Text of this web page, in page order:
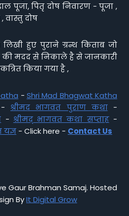
पूजा, पितृ दोष निवारण - पूजा ,
वास्तु दोष
हुए पुराने ग्रन्थ किताब जो
मदद से निकाले है से जानकारी
किया गया है ,
- Shri Mad Bhagwat Katha
श्रीमद भागवत पुराण कथा-
- श्रीमद् भागवत कथा सप्ताह-
यज्ञ - Click here - Contact Us
Gaur Brahman Samaj. Hosted
ByIt Digital Grow